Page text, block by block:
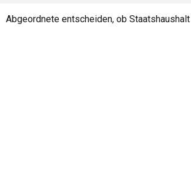
Abgeordnete entscheiden, ob